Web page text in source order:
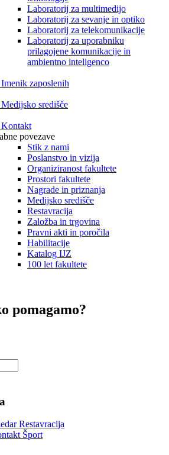
Laboratorij za multimedijo
Laboratorij za sevanje in optiko
Laboratorij za telekomunikacije
Laboratorij za uporabniku
prilagojene komunikacije in
ambientno inteligenco
Imenik zaposlenih
Medijsko središče
Kontakt
povezave
Stik z nami
Poslanstvo in vizija
Organiziranost fakultete
Prostori fakultete
Nagrade in priznanja
Medijsko središče
Restavracija
Založba in trgovina
Pravni akti in poročila
Habilitacije
Katalog IJZ
100 let fakultete
pomagamo?
Restavracija
Šport